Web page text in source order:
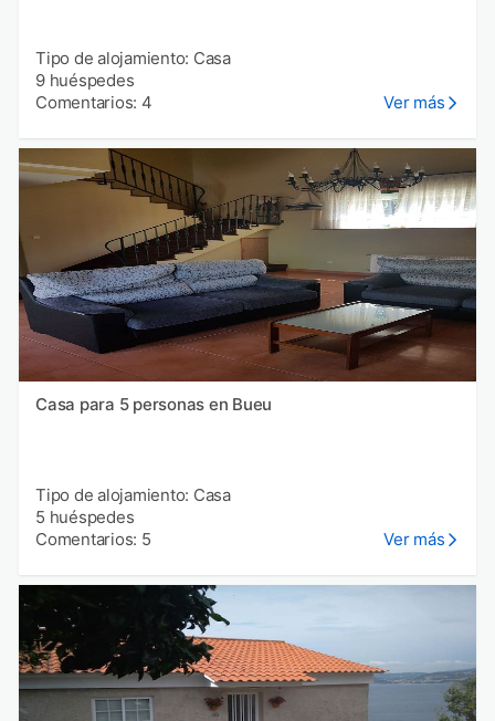
Tipo de alojamiento: Casa
9 huéspedes
Comentarios: 4
Ver más
Casa para 5 personas en Bueu
Tipo de alojamiento: Casa
5 huéspedes
Comentarios: 5
Ver más